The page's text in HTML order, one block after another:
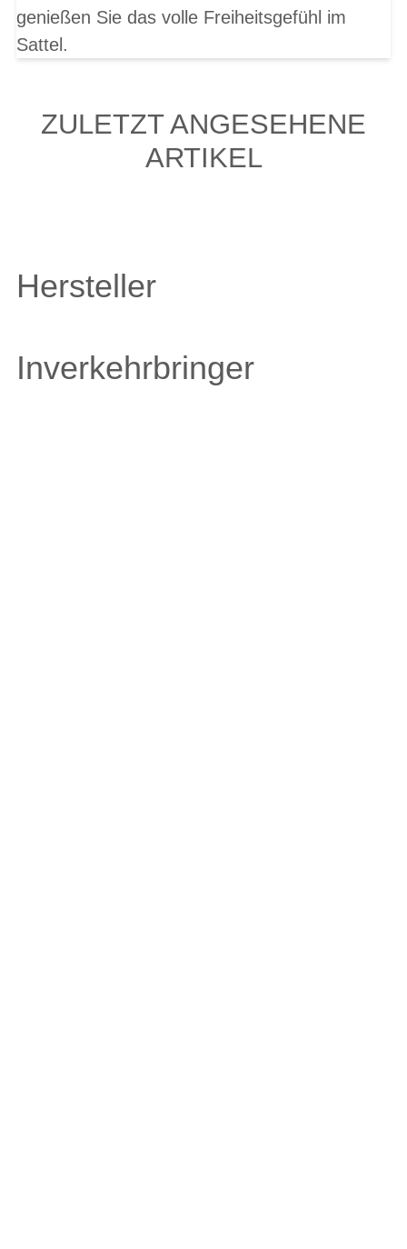
genießen Sie das volle Freiheitsgefühl im
Sattel.
ZULETZT ANGESEHENE
ARTIKEL
Hersteller
Inverkehrbringer